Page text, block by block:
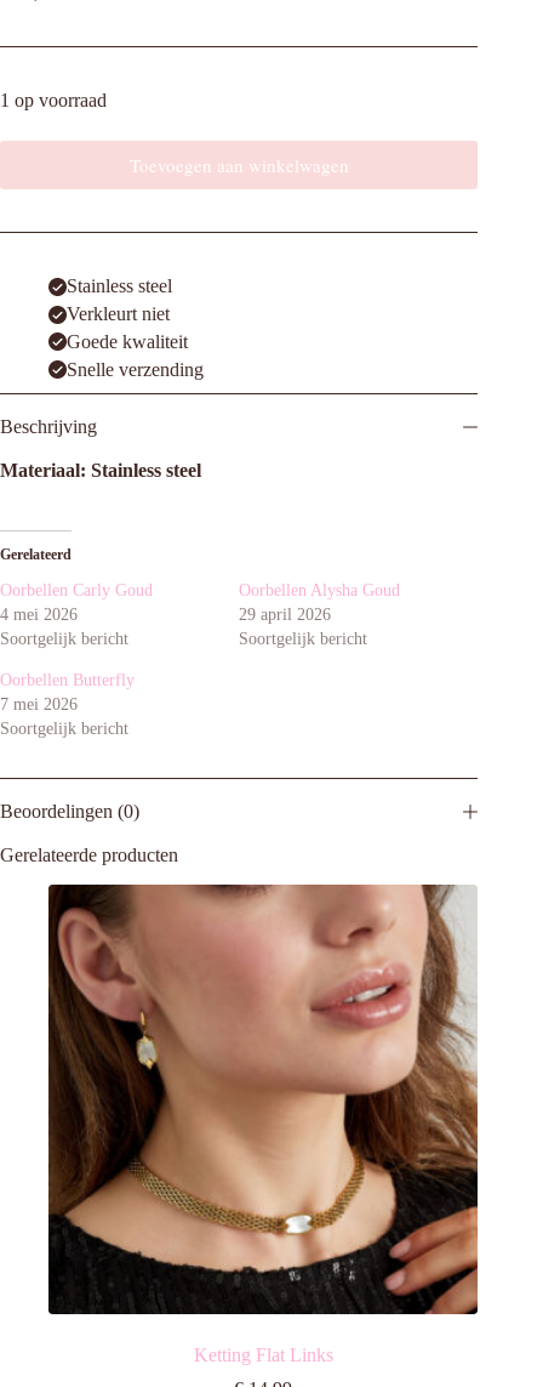
1 op voorraad
Toevoegen aan winkelwagen
Stainless steel
Verkleurt niet
Goede kwaliteit
Snelle verzending
Beschrijving
Materiaal: Stainless steel
Gerelateerd
Oorbellen Carly Goud
4 mei 2026
Soortgelijk bericht
Oorbellen Alysha Goud
29 april 2026
Soortgelijk bericht
Oorbellen Butterfly
7 mei 2026
Soortgelijk bericht
Beoordelingen (0)
Gerelateerde producten
Ketting Flat Links